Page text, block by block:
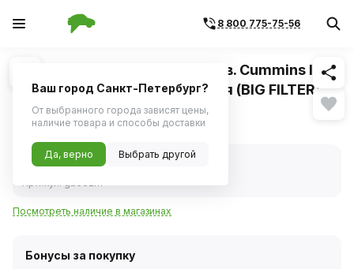
8 800 775-75-56
1/3 Похожие
Фильтр воздушный а/м ГАЗ дв. Cummins ISF
3.8, 245.7, 534 ул. фильтрация (BIG FILTER)
1 848 ₽
В наличии
Посмотреть наличие в магазинах
Бонусы за покупку
Ваш город Санкт-Петербург?
От выбранного города зависят цены,
наличие товара и способы доставки
Да, верно Выбрать другой